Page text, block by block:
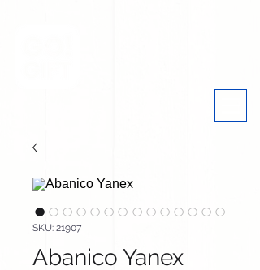
SKU: 21907
Abanico Yanex